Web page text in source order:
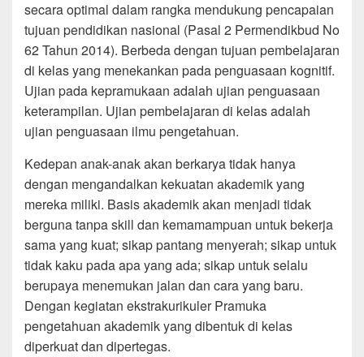
secara optimal dalam rangka mendukung pencapaian
tujuan pendidikan nasional (Pasal 2 Permendikbud No
62 Tahun 2014). Berbeda dengan tujuan pembelajaran
di kelas yang menekankan pada penguasaan kognitif.
Ujian pada kepramukaan adalah ujian penguasaan
keterampilan. Ujian pembelajaran di kelas adalah
ujian penguasaan ilmu pengetahuan.
Kedepan anak-anak akan berkarya tidak hanya
dengan mengandalkan kekuatan akademik yang
mereka miliki. Basis akademik akan menjadi tidak
berguna tanpa skill dan kemamampuan untuk bekerja
sama yang kuat; sikap pantang menyerah; sikap untuk
tidak kaku pada apa yang ada; sikap untuk selalu
berupaya menemukan jalan dan cara yang baru.
Dengan kegiatan ekstrakurikuler Pramuka
pengetahuan akademik yang dibentuk di kelas
diperkuat dan dipertegas.